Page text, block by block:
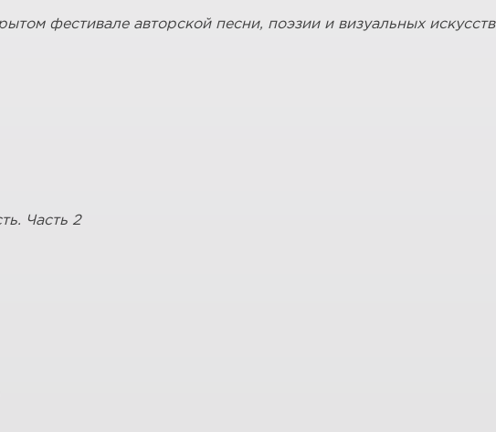
фестивале авторской песни, поэзии и визуальных искусств
Часть 2